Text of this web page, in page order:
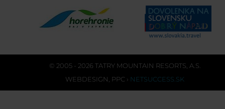
© 2005 - 2026 TATRY MOUNTAIN RESORTS, A.S.
WEBDESIGN PPC › NETSUCCESS.SK